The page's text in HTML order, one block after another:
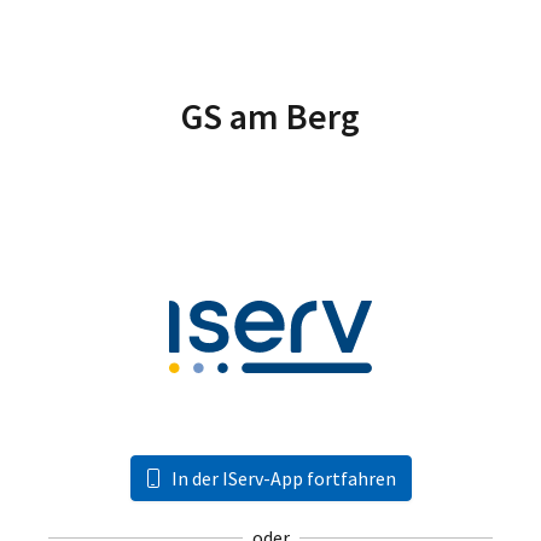
GS am Berg
In der IServ-App fortfahren